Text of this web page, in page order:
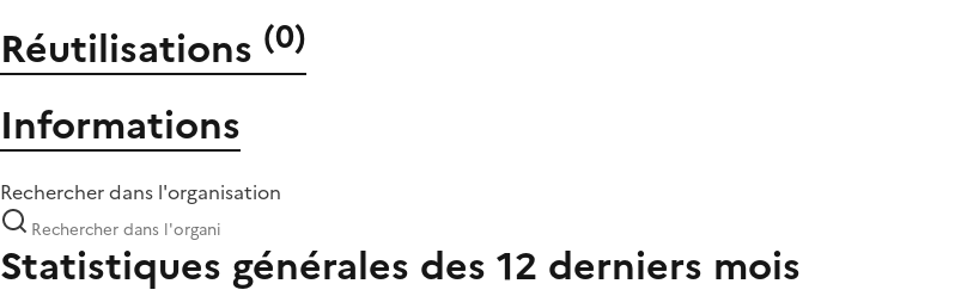
Réutilisations (0)
Informations
Rechercher dans l'organisation
Statistiques générales des 12 derniers mois